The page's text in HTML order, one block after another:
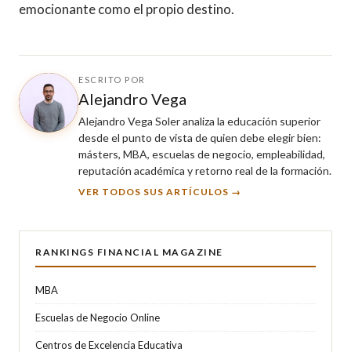
emocionante como el propio destino.
ESCRITO POR
Alejandro Vega
Alejandro Vega Soler analiza la educación superior
desde el punto de vista de quien debe elegir bien:
másters, MBA, escuelas de negocio, empleabilidad,
reputación académica y retorno real de la formación.
VER TODOS SUS ARTÍCULOS →
RANKINGS FINANCIAL MAGAZINE
MBA
Escuelas de Negocio Online
Centros de Excelencia Educativa